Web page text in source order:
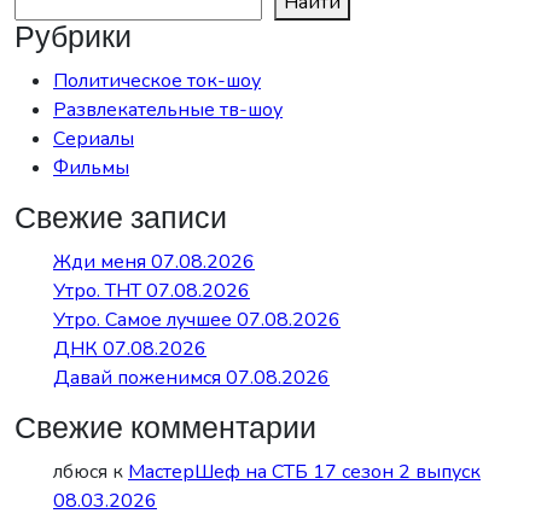
Рубрики
Политическое ток-шоу
Развлекательные тв-шоу
Сериалы
Фильмы
Свежие записи
Жди меня 07.08.2026
Утро. ТНТ 07.08.2026
Утро. Самое лучшее 07.08.2026
ДНК 07.08.2026
Давай поженимся 07.08.2026
Свежие комментарии
лбюся к МастерШеф на СТБ 17 сезон 2 выпуск
08.03.2026